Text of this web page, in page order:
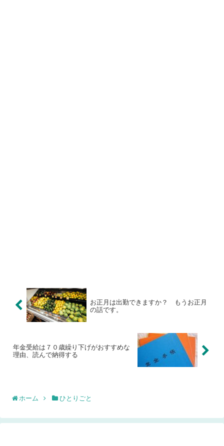
お正月は出勤できますか？ もうお正月
の話です。
年金受給は７０歳繰り下げがおすすめな
理由、読んで納得する
ホーム ひとりごと